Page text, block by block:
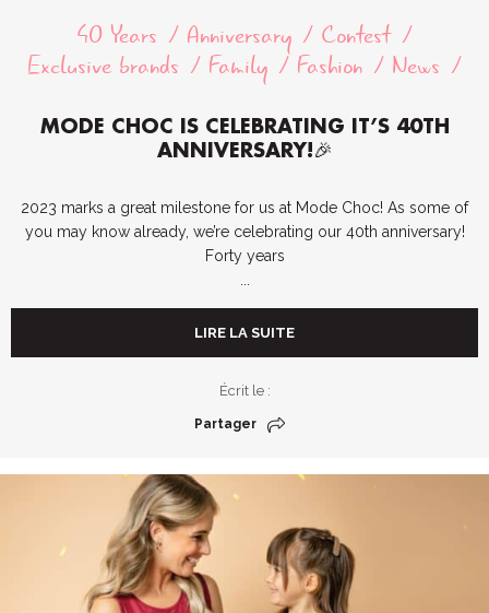
40 Years Anniversary
Contest
Exclusive brands
Family Fashion News
MODE CHOC IS CELEBRATING IT’S 40TH
ANNIVERSARY!🎉
2023 marks a great milestone for us at Mode Choc! As some of
you may know already, we’re celebrating our 40th anniversary!
Forty years
LIRE LA SUITE
Écrit le :
Partager